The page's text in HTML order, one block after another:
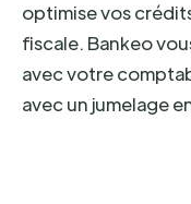
optimise vos
fiscale. Bankeo
avec votre
avec un jumelage